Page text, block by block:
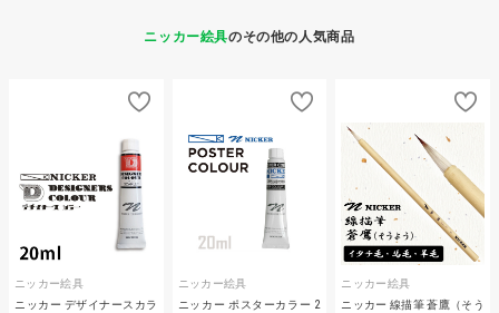
ニッカー絵具のその他の人気商品
ニッカー絵具
ニッカー デザイナースカラ
ニッカー絵具
ニッカー ポスターカラー 2
ニッカー絵具
ニッカー 線描筆 蒼鷹（そう